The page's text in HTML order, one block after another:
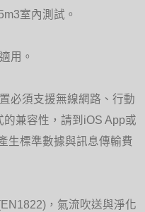
室內測試。
用。
必須支援無線網路、行動
兼容性，請到iOS App或
生標準數據與訊息傳輸費
，氣流吹送與淨化